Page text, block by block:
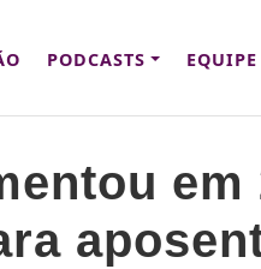
PODCASTS EQUIPE
em